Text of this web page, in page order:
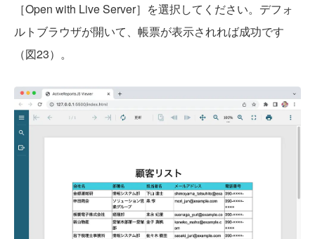
［Open with Live Server］を選択してください。デフォ
ルトブラウザが開いて、帳票が表示されれば成功です
（図23）。